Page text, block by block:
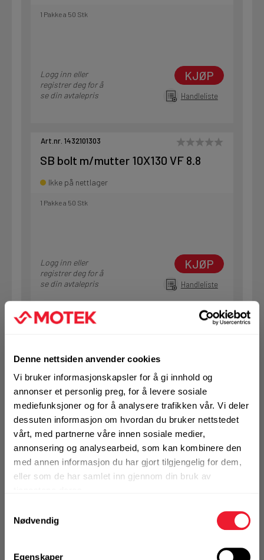
Denne nettsiden anvender cookies
Vi bruker informasjonskapsler for å gi innhold og
annonser et personlig preg, for å levere sosiale
mediefunksjoner og for å analysere trafikken vår. Vi deler
dessuten informasjon om hvordan du bruker nettstedet
vårt, med partnerne våre innen sosiale medier,
annonsering og analysearbeid, som kan kombinere den
med annen informasjon du har gjort tilgjengelig for dem,
eller som de har samlet inn gjennom din bruk av
Nødvendig
Egenskaper
1 Pakke a 50 Stk
Logg inn eller
registrer deg for å
se din avtalepris
KJØP
Handleliste
Art.nr. 1432101303
SB bolt m/mutter 10X130 VF 8.8
Ikke på nettlager
1 Pakke a 50 Stk
Logg inn eller
registrer deg for å
se din avtalepris
KJØP
Handleliste
1 Pakke a 50 Stk
Logg inn eller
registrer deg for å
se din avtalepris
KJØP
Handleliste
Art.nr. 1432101503